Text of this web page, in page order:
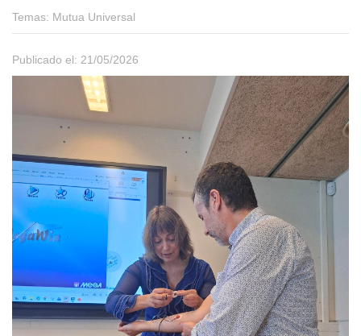
Temas: Mutua Universal
Publicado el: 21/05/2026